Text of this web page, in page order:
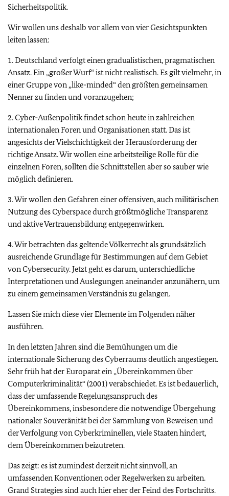
Sicherheitspolitik.
Wir wollen uns deshalb vor allem von vier Gesichtspunkten
leiten lassen:
1. Deutschland verfolgt einen gradualistischen, pragmatischen
Ansatz. Ein „großer Wurf“ ist nicht realistisch. Es gilt vielmehr, in
einer Gruppe von „like-minded“ den größten gemeinsamen
Nenner zu finden und voranzugehen;
2. Cyber-Außenpolitik findet schon heute in zahlreichen
internationalen Foren und Organisationen statt. Das ist
angesichts der Vielschichtigkeit der Herausforderung der
richtige Ansatz. Wir wollen eine arbeitsteilige Rolle für die
einzelnen Foren, sollten die Schnittstellen aber so sauber wie
möglich definieren.
3. Wir wollen den Gefahren einer offensiven, auch militärischen
Nutzung des Cyberspace durch größtmögliche Transparenz
und aktive Vertrauensbildung entgegenwirken.
4. Wir betrachten das geltende Völkerrecht als grundsätzlich
ausreichende Grundlage für Bestimmungen auf dem Gebiet
von Cybersecurity. Jetzt geht es darum, unterschiedliche
Interpretationen und Auslegungen aneinander anzunähern, um
zu einem gemeinsamen Verständnis zu gelangen.
Lassen Sie mich diese vier Elemente im Folgenden näher
ausführen.
In den letzten Jahren sind die Bemühungen um die
internationale Sicherung des Cyberraums deutlich angestiegen.
Sehr früh hat der Europarat ein „Übereinkommen über
Computerkriminalität“ (2001) verabschiedet. Es ist bedauerlich,
dass der umfassende Regelungsanspruch des
Übereinkommens, insbesondere die notwendige Übergehung
nationaler Souveränität bei der Sammlung von Beweisen und
der Verfolgung von Cyberkriminellen, viele Staaten hindert,
dem Übereinkommen beizutreten.
Das zeigt: es ist zumindest derzeit nicht sinnvoll, an
umfassenden Konventionen oder Regelwerken zu arbeiten.
Grand Strategies sind auch hier eher der Feind des Fortschritts.